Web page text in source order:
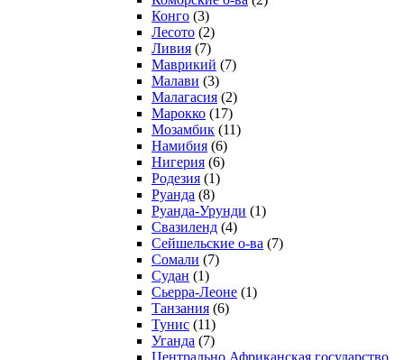
Конго (3)
Лесото (2)
Ливия (7)
Маврикий (7)
Малави (3)
Малагасия (2)
Марокко (17)
Мозамбик (11)
Намибия (6)
Нигерия (6)
Родезия (1)
Руанда (8)
Руанда-Урунди (1)
Свазиленд (4)
Сейшельские о-ва (7)
Сомали (7)
Судан (1)
Сьерра-Леоне (1)
Танзания (6)
Тунис (11)
Уганда (7)
Центрально Африканская государство